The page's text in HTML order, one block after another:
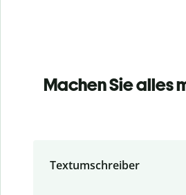
Machen Sie alles
Textumschreiber